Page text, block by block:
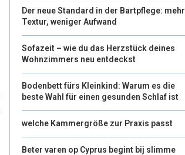
Der neue Standard in der Bartpflege: mehr
Textur, weniger Aufwand
Sofazeit – wie du das Herzstück deines
Wohnzimmers neu entdeckst
Bodenbett fürs Kleinkind: Warum es die
beste Wahl für einen gesunden Schlaf ist
welche Kammergröße zur Praxis passt
Beter varen op Cyprus begint bij slimme